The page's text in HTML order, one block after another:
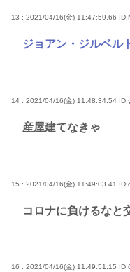
13 : 2021/04/16(金) 11:47:59.66
ジョアン・ジルベル
14 : 2021/04/16(金) 11:48:34.54
産屋建てなきゃ
15 : 2021/04/16(金) 11:49:03.41
コロナに負けるなと
16 : 2021/04/16(金) 11:49:51.15